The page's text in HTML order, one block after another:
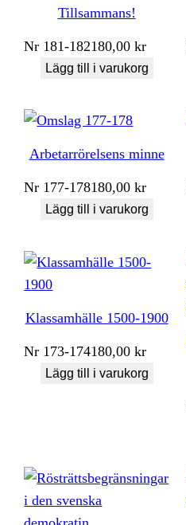
Tillsammans!
Nr 181-182180,00kr
Lägg till i varukorg
Arbetarrörelsens minne
Nr 177-178180,00kr
Lägg till i varukorg
Klassamhälle 1500-1900
Nr 173-174180,00kr
Lägg till i varukorg